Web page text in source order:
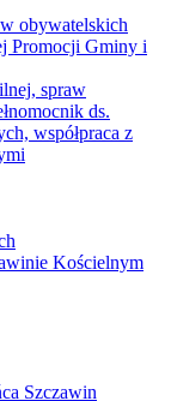
obywatelskich
Promocji Gminy i
spraw
ds.
współpraca z
Kościelnym
Szczawin